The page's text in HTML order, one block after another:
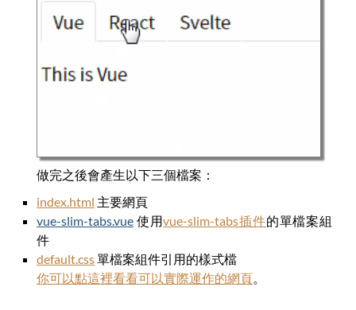
做完之後會產生以下三個檔案：
index.html 主要網頁
vue-slim-tabs.vue 使用vue-slim-tabs插件的單檔案組
件
default.css單檔案組件引用的樣式檔
你可以點這裡看看可以實際運作的網頁。